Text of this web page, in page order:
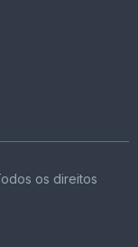
os direitos